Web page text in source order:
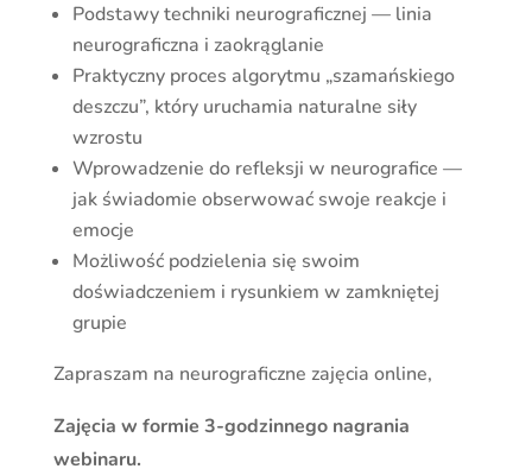
Podstawy techniki neurograficznej — linia
neurograficzna i zaokrąglanie
Praktyczny proces algorytmu „szamańskiego
deszczu”, który uruchamia naturalne siły
wzrostu
Wprowadzenie do refleksji w neurografice —
jak świadomie obserwować swoje reakcje i
emocje
Możliwość podzielenia się swoim
doświadczeniem i rysunkiem w zamkniętej
grupie
Zapraszam na neurograficzne zajęcia online,
Zajęcia w formie 3-godzinnego nagrania
webinaru.